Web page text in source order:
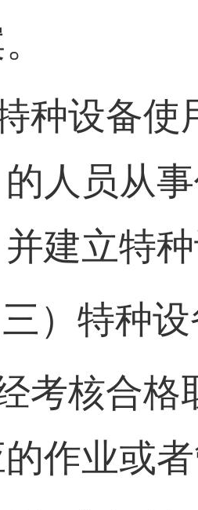
种设备使
人员从
建立特
三）特种
考核合格
作业或